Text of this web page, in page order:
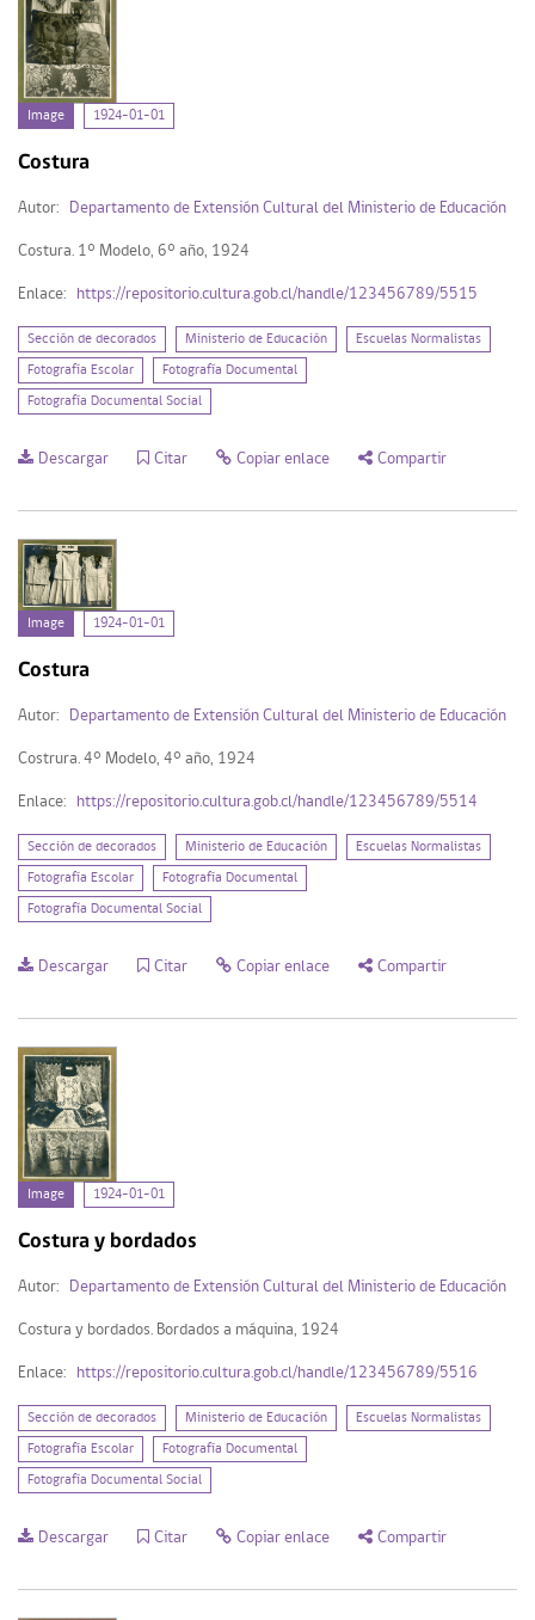
Image 1924-01-01
Costura
Autor: Departamento de Extensión Cultural del Ministerio de Educación
Costura. 1° Modelo, 6° año, 1924
Enlace: https://repositorio.cultura.gob.cl/handle/123456789/5515
Sección de decorados Ministerio de Educación Escuelas Normalistas
Fotografía Escolar Fotografía Documental
Fotografía Documental Social
Descargar Citar Copiar enlace Compartir
Image 1924-01-01
Costura
Autor: Departamento de Extensión Cultural del Ministerio de Educación
Costrura. 4° Modelo, 4° año, 1924
Enlace: https://repositorio.cultura.gob.cl/handle/123456789/5514
Sección de decorados Ministerio de Educación Escuelas Normalistas
Fotografía Escolar Fotografía Documental
Fotografía Documental Social
Descargar Citar Copiar enlace Compartir
Image 1924-01-01
Costura y bordados
Autor: Departamento de Extensión Cultural del Ministerio de Educación
Costura y bordados. Bordados a máquina, 1924
Enlace: https://repositorio.cultura.gob.cl/handle/123456789/5516
Sección de decorados Ministerio de Educación Escuelas Normalistas
Fotografía Escolar Fotografía Documental
Fotografía Documental Social
Descargar Citar Copiar enlace Compartir